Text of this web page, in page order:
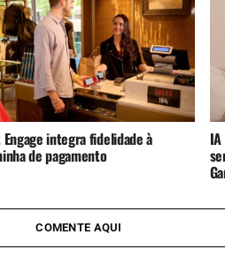
integra fidelidade à
de pagamento
COMENTE AQUI